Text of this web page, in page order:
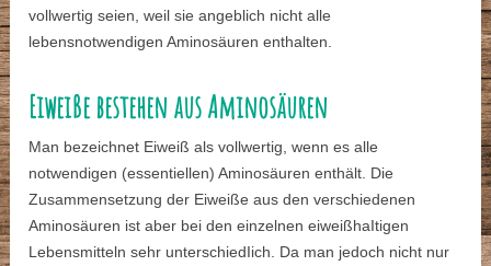
vollwertig seien, weil sie angeblich nicht alle
lebensnotwendigen Aminosäuren enthalten.
Eiweiße bestehen aus Aminosäuren
Man bezeichnet Eiweiß als vollwertig, wenn es alle
notwendigen (essentiellen) Aminosäuren enthält. Die
Zusammensetzung der Eiweiße aus den verschiedenen
Aminosäuren ist aber bei den einzelnen eiweißhaItigen
Lebensmitteln sehr unterschiedIich. Da man jedoch nicht nur